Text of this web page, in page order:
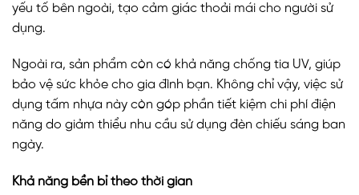
yếu tố bên ngoài, tạo cảm giác thoải mái cho người sử
dụng.
Ngoài ra, sản phẩm còn có khả năng chống tia UV, giúp
bảo vệ sức khỏe cho gia đình bạn. Không chỉ vậy, việc sử
dụng tấm nhựa này còn góp phần tiết kiệm chi phí điện
năng do giảm thiểu nhu cầu sử dụng đèn chiếu sáng ban
ngày.
Khả năng bền bỉ theo thời gian